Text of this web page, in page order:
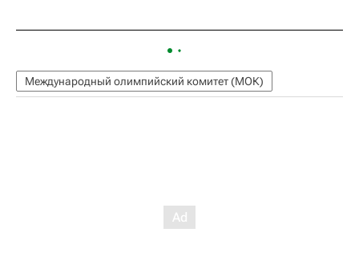
Международный олимпийский комитет (МОК)